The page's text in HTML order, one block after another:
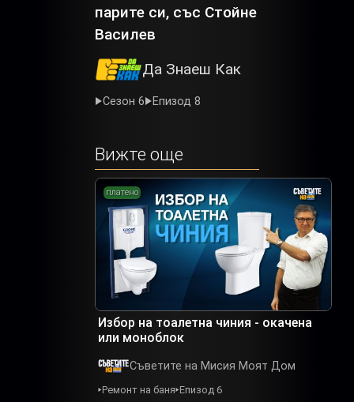
парите си, със Стойне
Василев
Да Знаеш Как
Сезон 6 Епизод 8
Вижте още
платено
Избор на тоалетна чиния - окачена
или моноблок
Съветите на Мисия Моят Дом
Ремонт на баня Епизод 6